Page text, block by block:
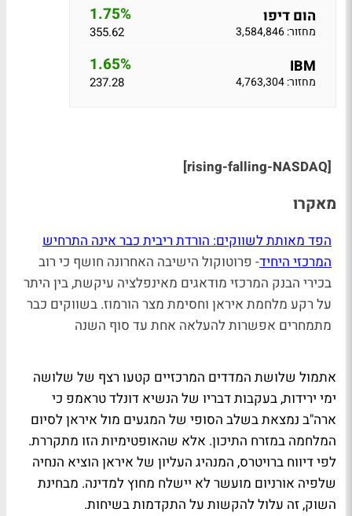
הום דיפו 1.75%
מחזור: 3,584,846 355.62
IBM
1.65%
מחזור: 4,763,304 237.28
[rising-falling-NASDAQ]
מאקרו
הפד מאותת לשווקים: הורדת ריבית כבר אינה התרחיש
המרכזי היחיד- פרוטוקול הישיבה האחרונה חושף כי רוב
בכירי הבנק המרכזי מודאגים מאינפלציה עיקשת, בין היתר
על רקע מלחמת איראן וחסימת מצר הורמוז. בשווקים כבר
מתמחרים אפשרות להעלאה אחת עד סוף השנה
אתמול שלושת המדדים המרכזיים קטעו רצף של שלושה
ימי ירידות, בעקבות דבריו של הנשיא דונלד טראמפ כי
ארה"ב נמצאת בשלב הסופי של המגעים מול איראן לסיום
המלחמה במזרח התיכון. אלא שהאופטימיות הזו מתקררת.
לפי דיווח ברויטרס, המנהיג העליון של איראן הוציא הנחיה
שלפיה אורניום מועשר לא יישלח מחוץ למדינה. מבחינת
השוק, זה עלול להקשות על התקדמות בשיחות.